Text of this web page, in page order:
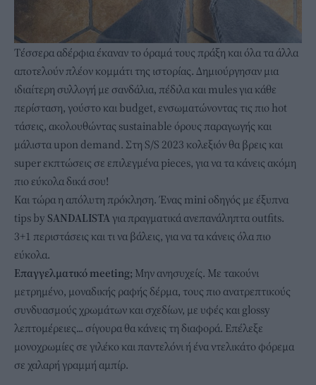
Τέσσερα αδέρφια έκαναν το όραμά τους πράξη και όλα τα άλλα
αποτελούν πλέον κομμάτι της ιστορίας. Δημιούργησαν μια
ιδιαίτερη συλλογή με σανδάλια, πέδιλα και mules για κάθε
περίσταση, γούστο και budget, ενσωματώνοντας τις πιο hot
τάσεις, ακολουθώντας sustainable όρους παραγωγής και
μάλιστα upon demand. Στη S/S 2023 κολεξιόν θα βρεις και
super εκπτώσεις σε επιλεγμένα pieces, για να τα κάνεις ακόμη
πιο εύκολα δικά σου!
Και τώρα η απόλυτη πρόκληση. Ένας mini οδηγός με έξυπνα
tips by SANDALISTAγια πραγματικά ανεπανάληπτα outfits.
3+1 περιστάσεις και τι να βάλεις, για να τα κάνεις όλα πιο
εύκολα.
Eπαγγελματικό meeting; Μην ανησυχείς. Με τακούνι
μετρημένο, μοναδικής ραφής δέρμα, τους πιο ανατρεπτικούς
συνδυασμούς χρωμάτων και σχεδίων, με υφές και glossy
λεπτομέρειες... σίγουρα θα κάνεις τη διαφορά. Επέλεξε
μονοχρωμίες σε γιλέκο και παντελόνι ή ένα ντελικάτο φόρεμα
σε χαλαρή γραμμή αμπίρ.